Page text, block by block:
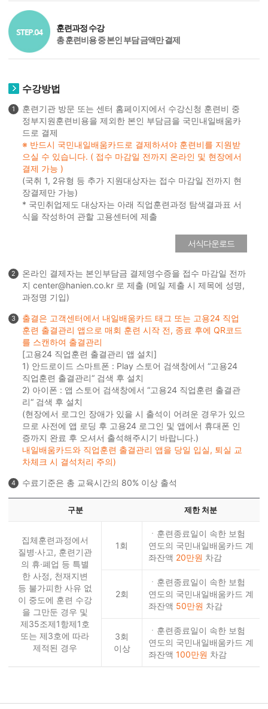
훈련과정 수강
총 훈련비용 중 본인 부담 금액만 결제
수강방법
1
훈련기관 방문 또는 센터 홈페이지에서 수강신청 훈련비 중
정부지원훈련비용을 제외한 본인 부담금을 국민내일배움카
드로 결제
※ 반드시 국민내일배움카드로 결제하셔야 훈련비를 지원받
으실 수 있습니다. ( 접수 마감일 전까지 온라인 및 현장에서
결제 가능 )
(국취 1, 2유형 등 추가 지원대상자는 접수 마감일 전까지 현
장결제만 가능)
* 국민취업제도 대상자는 아래 직업훈련과정 탐색결과표 서
식을 작성하여 관할 고용센터에 제출
서식다운로드
2
온라인 결제자는 본인부담금 결제영수증을 접수 마감일 전까
지 center@hanien.co.kr 로 제출 (메일 제출 시 제목에 성명,
과정명 기입)
3
출결은 고객센터에서 내일배움카드 태그 또는 고용24 직업
훈련 출결관리 앱으로 매회 훈련 시작 전, 종료 후에 QR코드
를 스캔하여 출결관리
[고용24 직업훈련 출결관리 앱 설치]
1) 안드로이드 스마트폰 : Play 스토어 검색창에서 “고용24
직업훈련 출결관리“ 검색 후 설치
2) 아이폰 : 앱 스토어 검색창에서 “고용24 직업훈련 출결관
리“ 검색 후 설치
(현장에서 로그인 장애가 있을 시 출석이 어려운 경우가 있으
므로 사전에 앱 로딩 후 고용24 로그인 및 앱에서 휴대폰 인
증까지 완료 후 오셔서 출석해주시기 바랍니다.)
내일배움카드와 직업훈련 출결관리 앱을 당일 입실, 퇴실 교
차체크 시 결석처리 주의)
4 수료기준은 총 교육시간의 80% 이상 출석
구분 제한 처분
집체훈련과정에서
질병·사고, 훈련기관
의 휴·폐업 등 특별
한 사정, 천재지변
등 불가피한 사유 없
이 중도에 훈련 수강
을 그만둔 경우 및
제35조제1항제1호
또는 제3호에 따라
제적된 경우
1회
ㆍ훈련종료일이 속한 보험
연도의 국민내일배움카드 계
좌잔액 20만원 차감
2회
ㆍ훈련종료일이 속한 보험
연도의 국민내일배움카드 계
좌잔액 50만원 차감
3회
이상
ㆍ훈련종료일이 속한 보험
연도의 국민내일배움카드 계
좌잔액 100만원 차감